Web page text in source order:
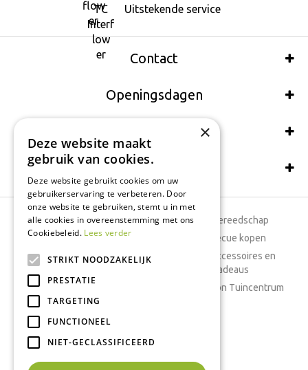
Uitstekende service
Contact
Openingsdagen
Wij accepteren ook:
Schrijf een recensie
Tuincentrum
Dierenwinkel
Tuinplanten
Tuingereedschap
Barbecue kopen
Woonaccessoires en
cadeaus
Cadeaubon Tuincentrum
Kamerplanten
Moestuin
Boeketten
Vijver
×
Deze website maakt
gebruik van cookies.
Deze website gebruikt cookies om uw
gebruikerservaring te verbeteren. Door
onze website te gebruiken, stemt u in met
alle cookies in overeenstemming met ons
Cookiebeleid. Lees verder
STRIKT NOODZAKELIJK
PRESTATIE
TARGETING
FUNCTIONEEL
NIET-GECLASSIFICEERD